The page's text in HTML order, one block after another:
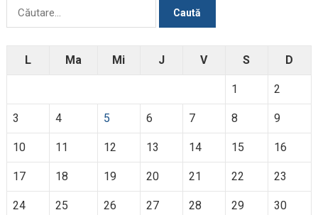
L Ma Mi J V S D
1 2
3 4 5 6 7 8 9
10 11 12 13 14 15 16
17 18 19 20 21 22 23
24 25 26 27 28 29 30